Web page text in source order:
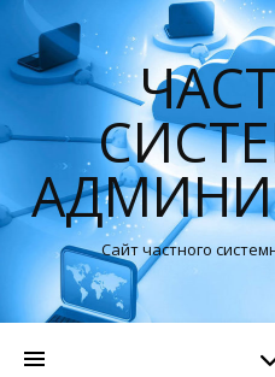
Сайт частного